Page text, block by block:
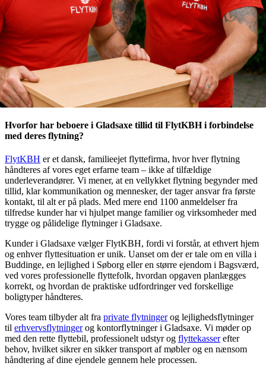
Hvorfor har beboere i Gladsaxe tillid til FlytKBH i forbindelse
med deres flytning?
FlytKBH er et dansk, familieejet flyttefirma, hvor hver flytning
håndteres af vores eget erfarne team – ikke af tilfældige
underleverandører. Vi mener, at en vellykket flytning begynder med
tillid, klar kommunikation og mennesker, der tager ansvar fra første
kontakt, til alt er på plads. Med mere end 1100 anmeldelser fra
tilfredse kunder har vi hjulpet mange familier og virksomheder med
trygge og pålidelige flytninger i Gladsaxe.
Kunder i Gladsaxe vælger FlytKBH, fordi vi forstår, at ethvert hjem
og enhver flyttesituation er unik. Uanset om der er tale om en villa i
Buddinge, en lejlighed i Søborg eller en større ejendom i Bagsværd,
ved vores professionelle flyttefolk, hvordan opgaven planlægges
korrekt, og hvordan de praktiske udfordringer ved forskellige
boligtyper håndteres.
Vores team tilbyder alt fra private flytningerog lejlighedsflytninger
til erhvervsflytningerog kontorflytninger i Gladsaxe. Vi møder op
med den rette flyttebil, professionelt udstyr og flyttekasserefter
behov, hvilket sikrer en sikker transport af møbler og en nænsom
håndtering af dine ejendele gennem hele processen.